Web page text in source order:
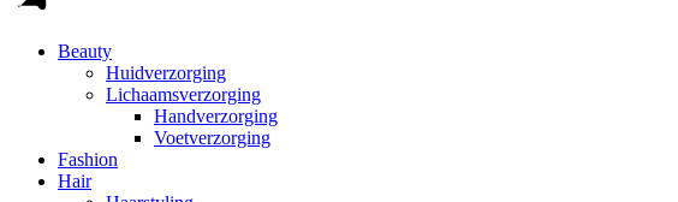
Beauty
Huidverzorging
Lichaamsverzorging
Handverzorging
Voetverzorging
Fashion
Hair